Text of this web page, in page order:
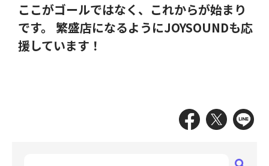
ここがゴールではなく、これからが始まり
です。 繁盛店になるようにJOYSOUNDも応
援しています！